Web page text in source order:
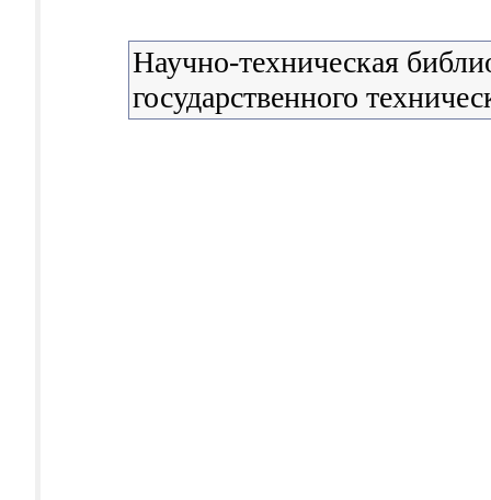
Научно-техническая
государственного